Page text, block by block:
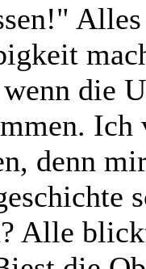
die
Ich
denn
Alle